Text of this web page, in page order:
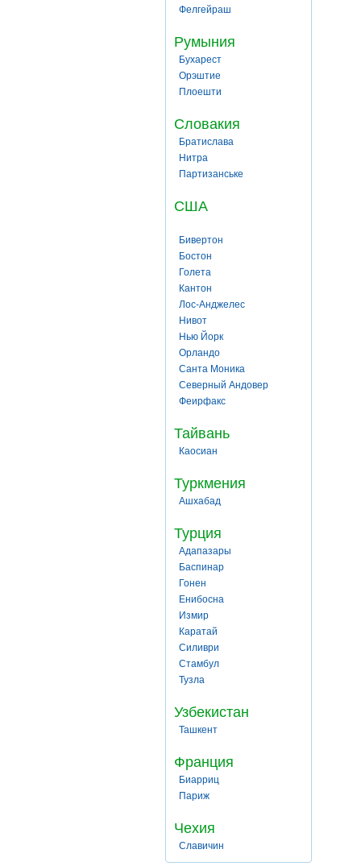
Фелгейраш
Румыния
Бухарест
Орэштие
Плоешти
Словакия
Братислава
Нитра
Партизанське
США
Бивертон
Бостон
Голета
Кантон
Лос-Анджелес
Нивот
Нью Йорк
Орландо
Санта Моника
Северный Андовер
Феирфакс
Тайвань
Каосиан
Туркмения
Ашхабад
Турция
Адапазары
Баспинар
Гонен
Енибосна
Измир
Каратай
Силиври
Стамбул
Тузла
Узбекистан
Ташкент
Франция
Биарриц
Париж
Чехия
Славичин